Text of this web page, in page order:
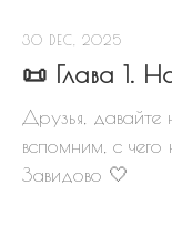
30 DEC, 2025
📜 Глава 1.
Друзья, давайте
вспомним, с
Завидово 🤍